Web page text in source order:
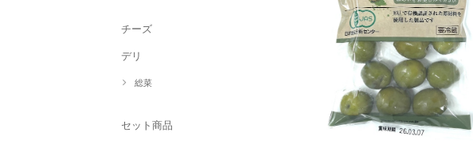
チーズ
デリ
総菜
セット商品